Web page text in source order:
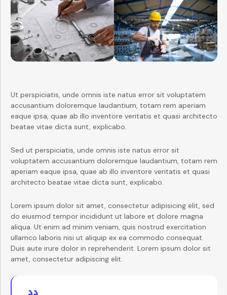
Ut perspiciatis, unde omnis iste natus error sit voluptatem
accusantium doloremque laudantium, totam rem aperiam
eaque ipsa, quae ab illo inventore veritatis et quasi architecto
beatae vitae dicta sunt, explicabo.
Sed ut perspiciatis, unde omnis iste natus error sit
voluptatem accusantium doloremque laudantium, totam rem
aperiam eaque ipsa, quae ab illo inventore veritatis et quasi
architecto beatae vitae dicta sunt, explicabo.
Lorem ipsum dolor sit amet, consectetur adipisicing elit, sed
do eiusmod tempor incididunt ut labore et dolore magna
aliqua. Ut enim ad minim veniam, quis nostrud exercitation
ullamco laboris nisi ut aliquip ex ea commodo consequat.
Duis aute irure dolor in reprehenderit. Lorem ipsum dolor sit
amet, consectetur adipiscing elit.